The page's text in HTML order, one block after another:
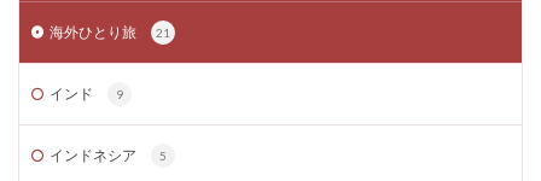
海外ひとり旅 21
インド 9
インドネシア 5